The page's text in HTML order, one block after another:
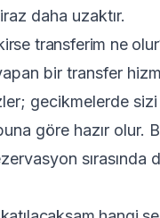
daha uzaktır.
transferim ne
bir transfer
gecikmelerde
göre hazır olur.
sırasında